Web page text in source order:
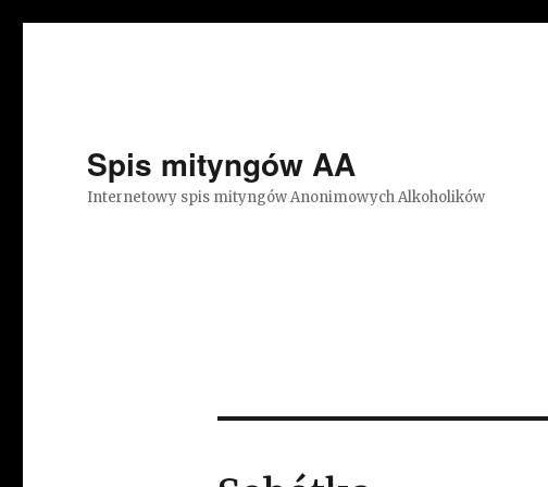
Spis mityngów AA
Internetowy spis mityngów Anonimowych Alkoholików